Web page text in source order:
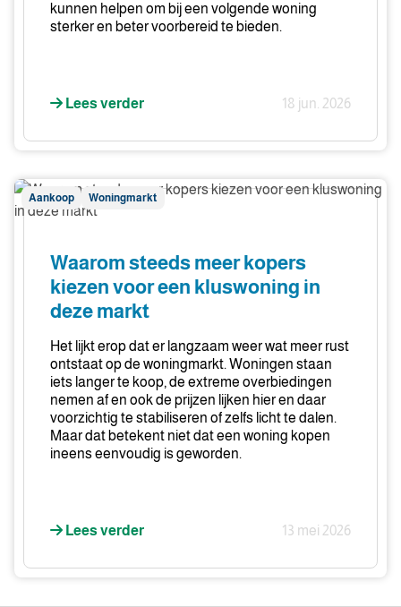
kunnen helpen om bij een volgende woning
sterker en beter voorbereid te bieden.
Lees verder 18 jun. 2026
Waarom
steeds
kopers
kiezen
kluswoning
Aankoop Woningmarkt
Waarom steeds meer kopers
kiezen voor een kluswoning in
deze markt
Het lijkt erop dat er langzaam weer wat meer rust
ontstaat op de woningmarkt. Woningen staan
iets langer te koop, de extreme overbiedingen
nemen af en ook de prijzen lijken hier en daar
voorzichtig te stabiliseren of zelfs licht te dalen.
Maar dat betekent niet dat een woning kopen
ineens eenvoudig is geworden.
Lees verder 13 mei 2026